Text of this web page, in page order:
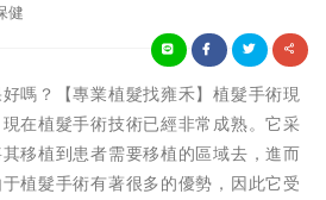
健
嗎？【專業植髮找雍禾】植髮手術現
在植髮手術技術已經非常成熟。它采
移植到患者需要移植的區域去，進而
植髮手術有著很多的優勢，因此它受